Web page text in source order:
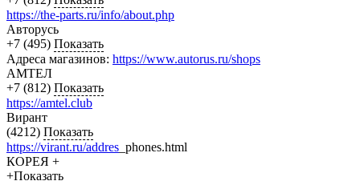
https://the-parts.ru/info/about.php
Авторусь
+7 (495) Показать
Адреса магазинов: https://www.autorus.ru/shops
АМТЕЛ
+7 (812) Показать
https://amtel.club
Вирант
(4212) Показать
https://virant.ru/addres _phones.html
КОРЕЯ +
+Показать